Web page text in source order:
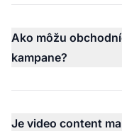
Ako môžu
kampane?
Je video content